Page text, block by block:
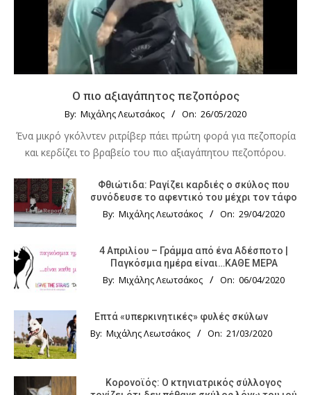
Ο πιο αξιαγάπητος πεζοπόρος
By: Μιχάλης Λεωτσάκος On: 26/05/2020
Ένα μικρό γκόλντεν ριτρίβερ πάει πρώτη φορά για πεζοπορία
και κερδίζει το βραβείο του πιο αξιαγάπητου πεζοπόρου.
Φθιώτιδα: Ραγίζει καρδιές ο σκύλος που
συνόδευσε το αφεντικό του μέχρι τον τάφο
By: Μιχάλης Λεωτσάκος On: 29/04/2020
4 Απριλίου – Γράμμα από ένα Αδέσποτο |
Παγκόσμια ημέρα είναι…ΚΑΘΕ ΜΕΡΑ
By: Μιχάλης Λεωτσάκος On: 06/04/2020
Επτά «υπερκινητικές» φυλές σκύλων
By: Μιχάλης Λεωτσάκος On: 21/03/2020
Κορονοϊός: Ο κτηνιατρικός σύλλογος